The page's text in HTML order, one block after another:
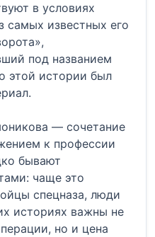
в условиях
самых известных его
под названием
этой истории был
— сочетание
к профессии
бывают
чаще это
спецназа, люди
историях важны не
но и цена